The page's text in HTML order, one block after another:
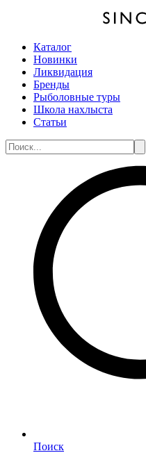
Каталог
Новинки
Ликвидация
Бренды
Рыболовные туры
Школа нахлыста
Статьи
Поиск